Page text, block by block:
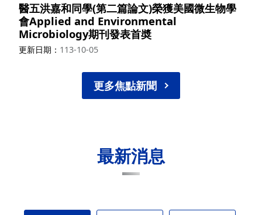
醫五洪嘉和同學(第二篇論文)榮獲美國微生物學
會Applied and Environmental
Microbiology期刊發表首奬
更新日期 113-10-05
更多焦點新聞
最新消息